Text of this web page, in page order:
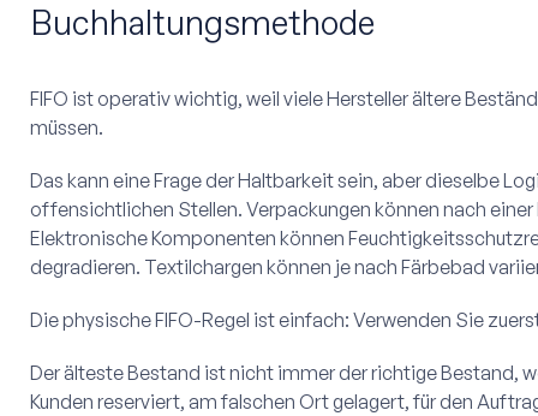
Buchhaltungsmethode
FIFO ist operativ wichtig, weil viele Hersteller ältere
müssen.
Das kann eine Frage der Haltbarkeit sein, aber dieselbe
offensichtlichen Stellen. Verpackungen können nach
Elektronische Komponenten können
degradieren. Textilchargen können je nach Färbebad
Die physische FIFO-Regel ist einfach: Verwenden Sie
Der älteste Bestand ist nicht immer der richtige Bestand,
Kunden reserviert, am falschen Ort gelagert, für den